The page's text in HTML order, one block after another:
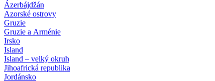
Ázerbájdžán
Azorské ostrovy
Gruzie
Gruzie a Arménie
Irsko
Island
Island – velký okruh
Jihoafrická republika
Jordánsko